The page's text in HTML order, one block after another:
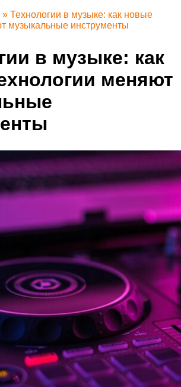
» Технологии в музыке: как новые
музыкальные инструменты
в музыке: как
меняют